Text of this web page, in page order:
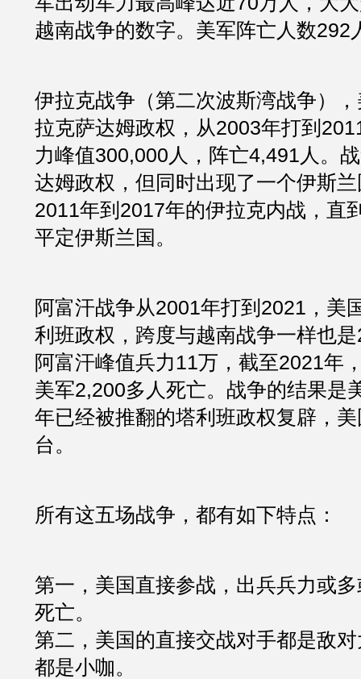
越南战争的数字。美军阵亡人数292
伊拉克战争（第二次波斯湾战争）
拉克萨达姆政权，从2003年打到
力峰值300,000人，阵亡4,491人。
达姆政权，但同时出现了一个伊斯
2011年到2017年的伊拉克内战，直
平定伊斯兰国。
阿富汗战争从2001年打到2021，美
利班政权，跨度与越南战争一样也
阿富汗峰值兵力11万，截至2021年
美军2,200多人死亡。战争的结果是
年已经被推翻的塔利班政权复辟，
台。
所有这五场战争，都有如下特点：
第一，美国直接参战，出兵兵力或
死亡。
第二，美国的直接交战对手都是敌
都是小咖。